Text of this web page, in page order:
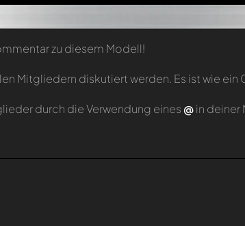
zu diesem Modell!
Mitgliedern diskutiert werden. Es ist wie ein
durch die Verwendung eines @in deiner